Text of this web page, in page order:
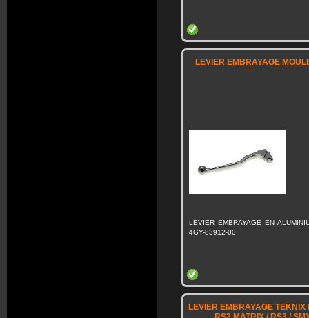
LEVIER EMBRAYAGE
LEVIER EMBRAYAGE EN
4GY-83912-00
LEVIER EMBRAYAGE TEKNIX